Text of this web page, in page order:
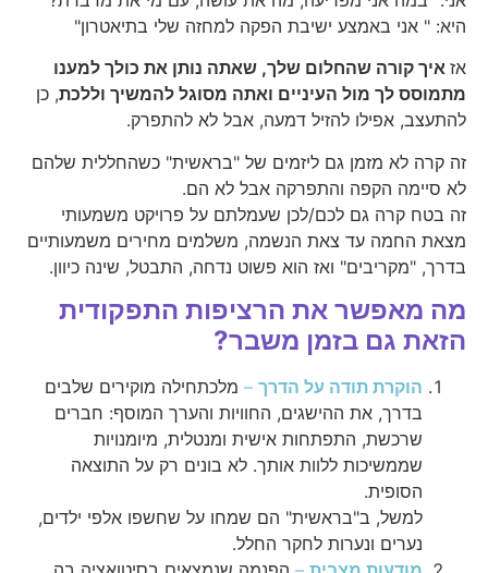
היא: " אני באמצע ישיבת הפקה למחזה שלי בתיאטרון"
אז איך קורה שהחלום שלך, שאתה נותן את כולך למענו
מתמוסס לך מול העיניים ואתה מסוגל להמשיך וללכת, כן
להתעצב, אפילו להזיל דמעה, אבל לא להתפרק.
זה קרה לא מזמן גם ליזמים של "בראשית" כשהחללית שלהם
לא סיימה הקפה והתפרקה אבל לא הם.
זה בטח קרה גם לכם/לכן שעמלתם על פרויקט משמעותי
מצאת החמה עד צאת הנשמה, משלמים מחירים משמעותיים
בדרך, "מקריבים" ואז הוא פשוט נדחה, התבטל, שינה כיוון.
מה מאפשר את הרציפות התפקודית
הזאת גם בזמן משבר?
הוקרת תודה על הדרך – מלכתחילה מוקירים שלבים
בדרך, את ההישגים, החוויות והערך המוסף: חברים
שרכשת, התפתחות אישית ומנטלית, מיומנויות
שממשיכות ללוות אותך. לא בונים רק על התוצאה
הסופית.
למשל, ב"בראשית" הם שמחו על שחשפו אלפי ילדים,
נערים ונערות לחקר החלל.